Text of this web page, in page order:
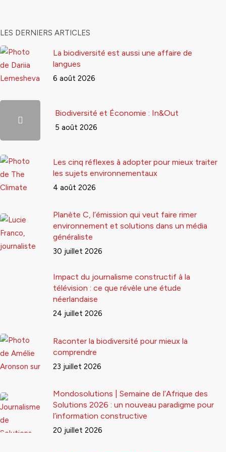
LES DERNIERS ARTICLES
La biodiversité est aussi une affaire de
langues
6 août 2026
Biodiversité et Économie : In&Out
5 août 2026
Les cinq réflexes à adopter pour mieux traiter
les sujets environnementaux
4 août 2026
Planète C, l’émission qui veut faire rimer
environnement et solutions dans un média
généraliste
30 juillet 2026
Impact du journalisme constructif à la
télévision : ce que révèle une étude
néerlandaise
24 juillet 2026
Raconter la biodiversité pour mieux la
comprendre
23 juillet 2026
Mondosolutions | Semaine de l’Afrique des
Solutions 2026 : un nouveau paradigme pour
l’information constructive
20 juillet 2026